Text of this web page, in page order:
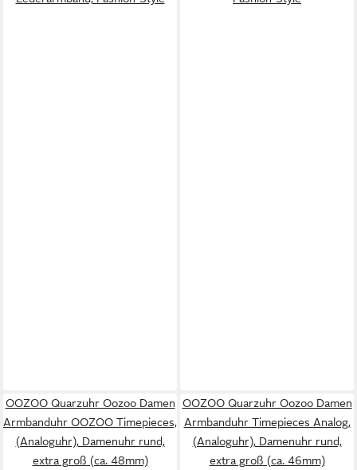
OOZOO Quarzuhr Oozoo Damen
Armbanduhr OOZOO Timepieces,
(Analoguhr), Damenuhr rund,
extra groß (ca. 48mm)
OOZOO Quarzuhr Oozoo Damen
Armbanduhr Timepieces Analog,
(Analoguhr), Damenuhr rund,
extra groß (ca. 46mm)